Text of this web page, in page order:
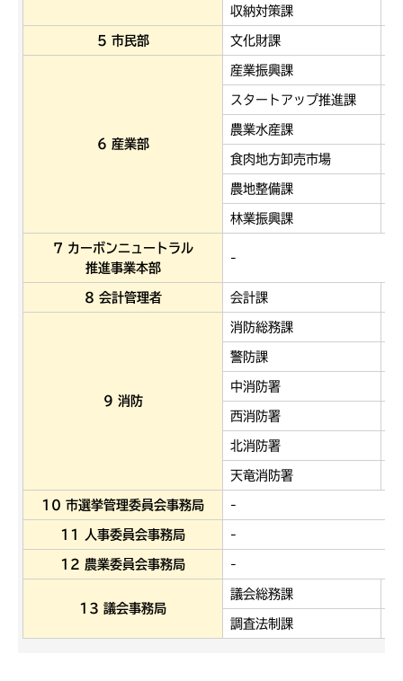
収納対策課
5 市民部 文化財課
6 産業部
産業振興課
スタートアップ推進課
農業水産課
食肉地方卸売市場
農地整備課
林業振興課
7 カーボンニュートラル
推進事業本部
-
8 会計管理者 会計課
9 消防
消防総務課
警防課
中消防署
西消防署
北消防署
天竜消防署
10 市選挙管理委員会事務局 -
11 人事委員会事務局 -
12 農業委員会事務局 -
13 議会事務局
議会総務課
調査法制課